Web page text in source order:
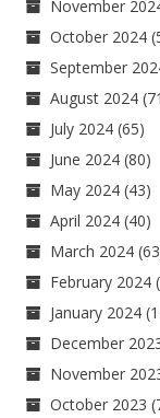
November
October 2024
September
August 2024
July 2024 (65)
June 2024 (80)
May 2024 (43)
April 2024 (40)
March 2024
February 2024
January 2024
December
November
October 2023